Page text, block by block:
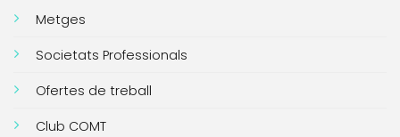
Metges
Societats Professionals
Ofertes de treball
Club COMT